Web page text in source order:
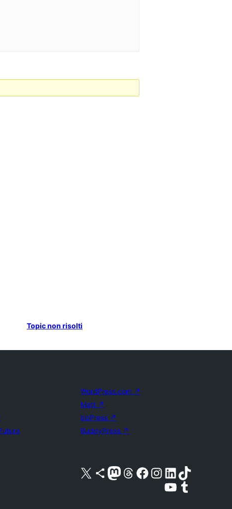
Topic non risolti
WordPress.com ↗
Matt ↗
bbPress ↗
BuddyPress ↗
Visita il nostro account X (ex Twitter)
Visita il nostro account Bluesky
Visita il nostro account Mastodon
Visita il nostro account Threads
Visita la nostra pagina Facebook
Visita il nostro account Instagram
Visita il nostro account LinkedIn
Visita il nostro account TikTok
Visita il nostro canale YouTube
Visita il nostro account Tumblr